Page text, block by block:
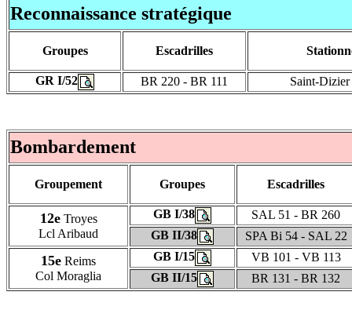
Reconnaissance stratégique
Groupes Escadrilles
GR I/52 BR 220 - BR 111 Saint-
Bombardement
Groupement Groupes Escadrilles
12eTroyes
Lcl Aribaud
GB I/38
SAL 51 - BR 260
GB II/38
SPA Bi 54 - SAL 22
15e Reims
Col Moraglia
GB I/15
VB 101 - VB 113
GB II/15
BR 131 - BR 132